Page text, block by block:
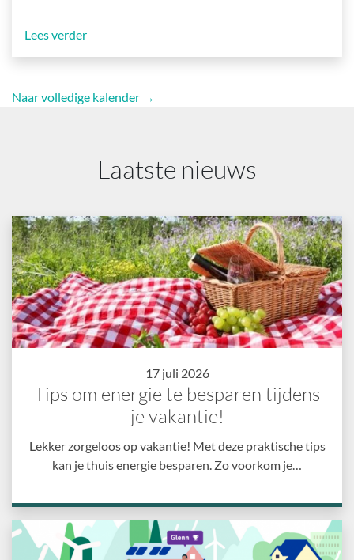
Lees verder
Naar volledige kalender →
Laatste nieuws
17 juli 2026
Tips om energie te besparen tijdens
je vakantie!
Lekker zorgeloos op vakantie! Met deze praktische tips
kan je thuis energie besparen. Zo voorkom je…